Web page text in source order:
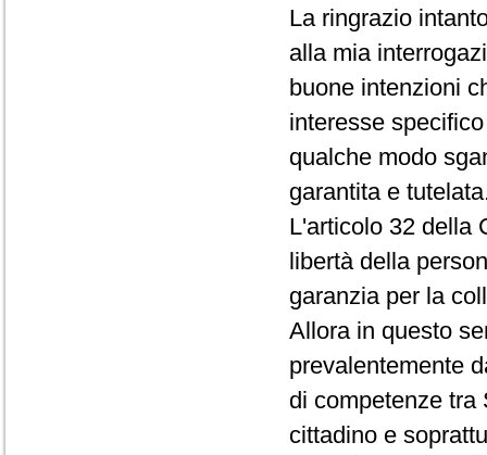
La ringrazio
alla mia
buone intenzioni
interesse
qualche modo
garantita e
L'articolo 32 della
libertà della
garanzia per la
Allora in questo
prevalentemente
di competenze tra
cittadino e